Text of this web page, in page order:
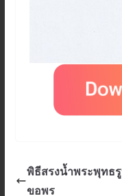
พิธีสรงน้ำพระพุทธ
ขอพร